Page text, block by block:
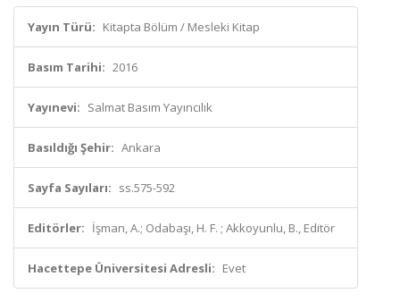
Yayın Türü: Kitapta Bölüm / Mesleki Kitap
Basım Tarihi: 2016
Yayınevi: Salmat Basım Yayıncılık
Basıldığı Şehir: Ankara
Sayfa Sayıları: ss.575-592
Editörler: İşman, A.; Odabaşı, H. F. ; Akkoyunlu, B., Editör
Hacettepe Üniversitesi Adresli: Evet